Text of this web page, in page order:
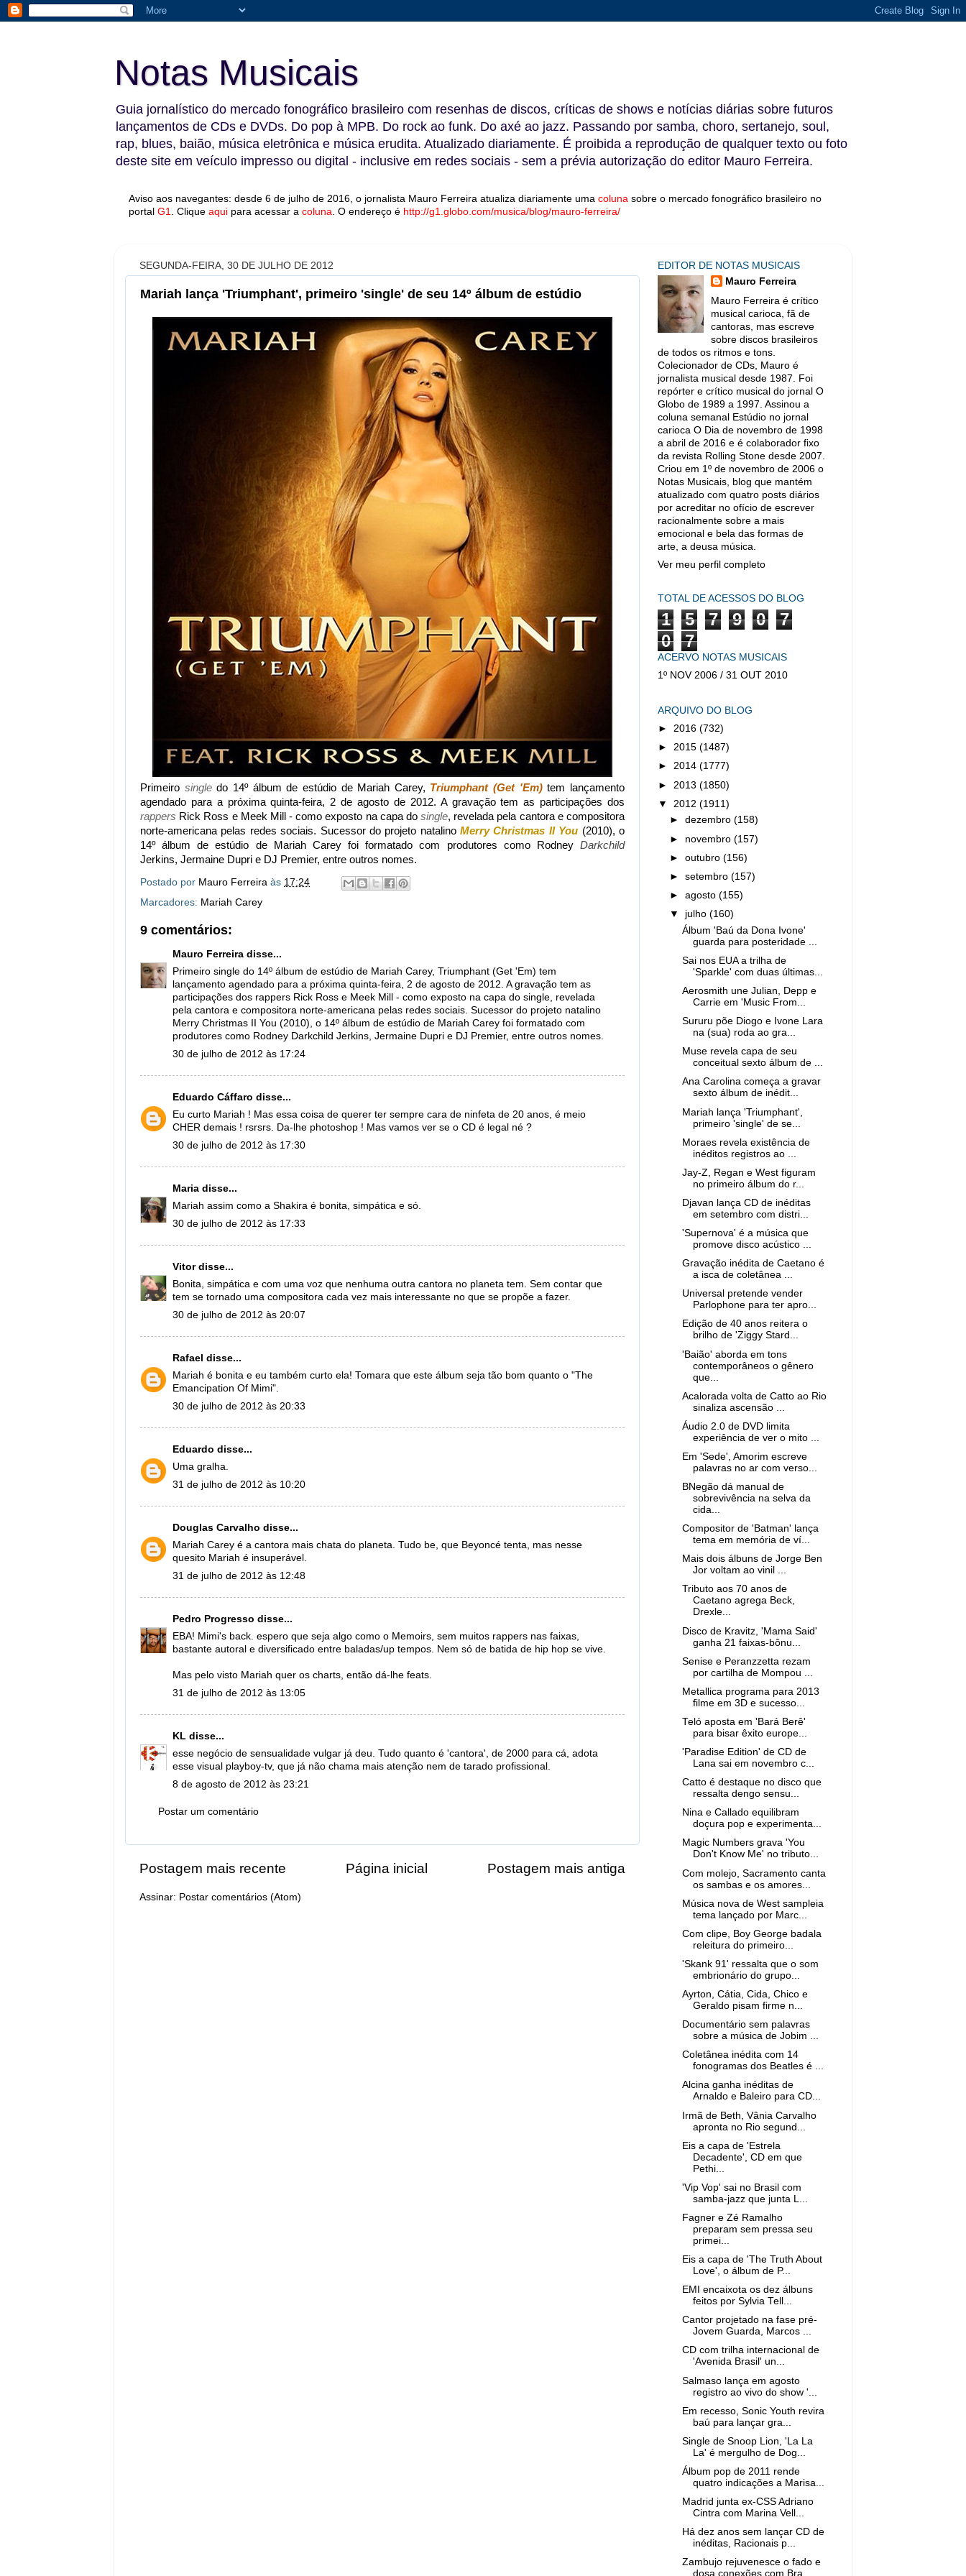
Notas Musicais
Guia jornalístico do mercado fonográfico brasileiro com resenhas de discos, críticas de shows e notícias diárias sobre futuros
lançamentos de CDs e DVDs. Do pop à MPB. Do rock ao funk. Do axé ao jazz. Passando por samba, choro, sertanejo, soul,
rap, blues, baião, música eletrônica e música erudita. Atualizado diariamente. É proibida a reprodução de qualquer texto ou foto
deste site em veículo impresso ou digital - inclusive em redes sociais - sem a prévia autorização do editor Mauro Ferreira.
Aviso aos navegantes: desde 6 de julho de 2016, o jornalista Mauro Ferreira atualiza diariamente uma coluna sobre o mercado fonográfico brasileiro no
portal G1 Clique aqui para acessar a coluna O endereço é http://g1.globo.com/musica/blog/mauro-ferreira/
SEGUNDA-FEIRA, 30 DE JULHO DE 2012
Mariah lança 'Triumphant', primeiro 'single' de seu 14º álbum de estúdio
Primeiro singledo 14º álbum de estúdio de Mariah Carey, Triumphant (Get 'Em)tem lançamento
agendado para a próxima quinta-feira, 2 de agosto de 2012. A gravação tem as participações dos
rappers Rick Ross e Meek Mill - como exposto na capa dosingle, revelada pela cantora e compositora
norte-americana pelas redes sociais. Sucessor do projeto natalinoMerry Christmas II You (2010), o
14º álbum de estúdio de Mariah Carey foi formatado com produtores como Rodney Darkchild
Jerkins, Jermaine Dupri e DJ Premier, entre outros nomes.
Postado por Mauro Ferreira às 17:24
Marcadores: Mariah Carey
9 comentários:
Mauro Ferreira disse...
Primeiro single do 14º álbum de estúdio de Mariah Carey, Triumphant (Get 'Em) tem
lançamento agendado para a próxima quinta-feira, 2 de agosto de 2012. A gravação tem as
participações dos rappers Rick Ross e Meek Mill - como exposto na capa do single, revelada
pela cantora e compositora norte-americana pelas redes sociais. Sucessor do projeto natalino
Merry Christmas II You (2010), o 14º álbum de estúdio de Mariah Carey foi formatado com
produtores como Rodney Darkchild Jerkins, Jermaine Dupri e DJ Premier, entre outros nomes.
30 de julho de 2012 às 17:24
Eduardo Cáffaro disse...
Eu curto Mariah ! Mas essa coisa de querer ter sempre cara de ninfeta de 20 anos, é meio
CHER demais ! rsrsrs. Da-lhe photoshop ! Mas vamos ver se o CD é legal né ?
30 de julho de 2012 às 17:30
Maria disse...
Mariah assim como a Shakira é bonita, simpática e só.
30 de julho de 2012 às 17:33
Vitordisse...
Bonita, simpática e com uma voz que nenhuma outra cantora no planeta tem. Sem contar que
tem se tornado uma compositora cada vez mais interessante no que se propõe a fazer.
30 de julho de 2012 às 20:07
Rafael disse...
Mariah é bonita e eu também curto ela! Tomara que este álbum seja tão bom quanto o "The
Emancipation Of Mimi".
30 de julho de 2012 às 20:33
Eduardo disse...
Uma gralha.
31 de julho de 2012 às 10:20
Douglas Carvalho disse...
Mariah Carey é a cantora mais chata do planeta. Tudo be, que Beyoncé tenta, mas nesse
quesito Mariah é insuperável.
31 de julho de 2012 às 12:48
Pedro Progresso disse...
EBA! Mimi's back. espero que seja algo como o Memoirs, sem muitos rappers nas faixas,
bastante autoral e diversificado entre baladas/up tempos. Nem só de batida de hip hop se vive.
Mas pelo visto Mariah quer os charts, então dá-lhe feats.
31 de julho de 2012 às 13:05
KL disse...
esse negócio de sensualidade vulgar já deu. Tudo quanto é 'cantora', de 2000 para cá, adota
esse visual playboy-tv, que já não chama mais atenção nem de tarado profissional.
8 de agosto de 2012 às 23:21
Postar um comentário
Postagem mais recente Postagem mais antiga
Página inicial
Assinar: Postar comentários (Atom)
EDITOR DE NOTAS MUSICAIS
Mauro Ferreira
Mauro Ferreira é crítico
musical carioca, fã de
cantoras, mas escreve
sobre discos brasileiros
de todos os ritmos e tons.
Colecionador de CDs, Mauro é
jornalista musical desde 1987. Foi
repórter e crítico musical do jornal O
Globo de 1989 a 1997. Assinou a
coluna semanal Estúdio no jornal
carioca O Dia de novembro de 1998
a abril de 2016 e é colaborador fixo
da revista Rolling Stone desde 2007.
Criou em 1º de novembro de 2006 o
Notas Musicais, blog que mantém
atualizado com quatro posts diários
por acreditar no ofício de escrever
racionalmente sobre a mais
emocional e bela das formas de
arte, a deusa música.
Ver meu perfil completo
TOTAL DE ACESSOS DO BLOG
1 5 7 9 0
7
0
7
ACERVO NOTAS MUSICAIS
1º NOV 2006 / 31 OUT 2010
ARQUIVO DO BLOG
► 2016 (732)
► 2015 (1487)
► 2014 (1777)
► 2013 (1850)
▼ 2012 (1911)
►dezembro(158)
► novembro(157)
►outubro(156)
►setembro(157)
►agosto(155)
▼ julho(160)
Álbum 'Baú da Dona Ivone'
guarda para posteridade ...
Sai nos EUA a trilha de
'Sparkle' com duas últimas...
Aerosmith une Julian, Depp e
Carrie em 'Music From...
Sururu põe Diogo e Ivone Lara
na (sua) roda ao gra...
Muse revela capa de seu
conceitual sexto álbum de ...
Ana Carolina começa a gravar
sexto álbum de inédit...
Mariah lança 'Triumphant',
primeiro 'single' de se...
Moraes revela existência de
inéditos registros ao ...
Jay-Z, Regan e West figuram
no primeiro álbum do r...
Djavan lança CD de inéditas
em setembro com distri...
'Supernova' é a música que
promove disco acústico ...
Gravação inédita de Caetano é
a isca de coletânea ...
Universal pretende vender
Parlophone para ter apro...
Edição de 40 anos reitera o
brilho de 'Ziggy Stard...
'Baião' aborda em tons
contemporâneos o gênero
que...
Acalorada volta de Catto ao Rio
sinaliza ascensão ...
Áudio 2.0 de DVD limita
experiência de ver o mito ...
Em 'Sede', Amorim escreve
palavras no ar com verso...
BNegão dá manual de
sobrevivência na selva da
cida...
Compositor de 'Batman' lança
tema em memória de ví...
Mais dois álbuns de Jorge Ben
Jor voltam ao vinil ...
Tributo aos 70 anos de
Caetano agrega Beck,
Drexle...
Disco de Kravitz, 'Mama Said'
ganha 21 faixas-bônu...
Senise e Peranzzetta rezam
por cartilha de Mompou ...
Metallica programa para 2013
filme em 3D e sucesso...
Teló aposta em 'Bará Berê'
para bisar êxito europe...
'Paradise Edition' de CD de
Lana sai em novembro c...
Catto é destaque no disco que
ressalta dengo sensu...
Nina e Callado equilibram
doçura pop e experimenta...
Magic Numbers grava 'You
Don't Know Me' no tributo...
Com molejo, Sacramento canta
os sambas e os amores...
Música nova de West sampleia
tema lançado por Marc...
Com clipe, Boy George badala
releitura do primeiro...
'Skank 91' ressalta que o som
embrionário do grupo...
Ayrton, Cátia, Cida, Chico e
Geraldo pisam firme n...
Documentário sem palavras
sobre a música de Jobim ...
Coletânea inédita com 14
fonogramas dos Beatles é ...
Alcina ganha inéditas de
Arnaldo e Baleiro para CD...
Irmã de Beth, Vânia Carvalho
apronta no Rio segund...
Eis a capa de 'Estrela
Decadente', CD em que
Pethi...
'Vip Vop' sai no Brasil com
samba-jazz que junta L...
Fagner e Zé Ramalho
preparam sem pressa seu
primei...
Eis a capa de 'The Truth About
Love', o álbum de P...
EMI encaixota os dez álbuns
feitos por Sylvia Tell...
Cantor projetado na fase pré-
Jovem Guarda, Marcos ...
CD com trilha internacional de
'Avenida Brasil' un...
Salmaso lança em agosto
registro ao vivo do show '...
Em recesso, Sonic Youth revira
baú para lançar gra...
Single de Snoop Lion, 'La La
La' é mergulho de Dog...
Álbum pop de 2011 rende
quatro indicações a Marisa...
Madrid junta ex-CSS Adriano
Cintra com Marina Vell...
Há dez anos sem lançar CD de
inéditas, Racionais p...
Zambujo rejuvenesce o fado e
dosa conexões com Bra...